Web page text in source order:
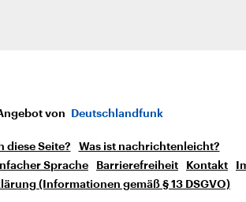
von Deutschlandfunk
diese Seite?
Was ist nachrichtenleicht?
Sprache
Barrierefreiheit Kontakt
(Informationen gemäß § 13 DSGVO)